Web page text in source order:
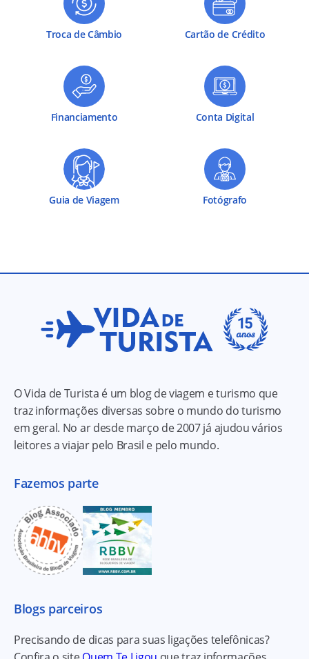
Troca de Câmbio Cartão de Crédito
Financiamento Conta Digital
Guia de Viagem Fotógrafo
O Vida de Turista é um blog de viagem e turismo que
traz informações diversas sobre o mundo do turismo
em geral. No ar desde março de 2007 já ajudou vários
leitores a viajar pelo Brasil e pelo mundo.
Fazemos parte
Blogs parceiros
Precisando de dicas para suas ligações telefônicas?